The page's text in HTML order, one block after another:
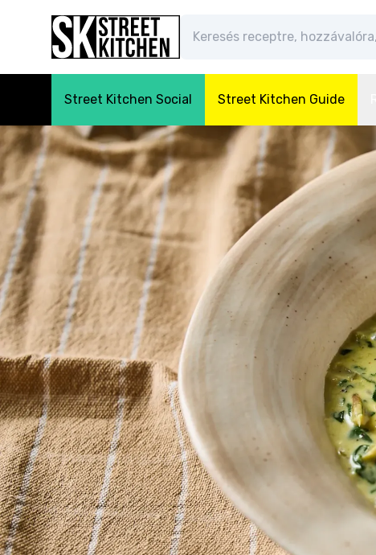
Street Kitchen Social Street Kitchen Guide